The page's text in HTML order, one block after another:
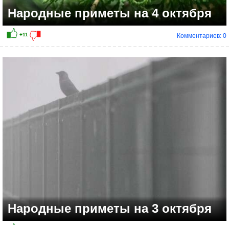
Народные приметы на 4 октября
Комментариев: 0
Народные приметы на 3 октября